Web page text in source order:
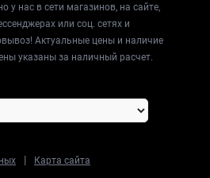
у нас в сети магазинов, на сайте,
или соц. сетях и
Актуальные цены и наличие
указаны за наличный расчет.
| Карта сайта